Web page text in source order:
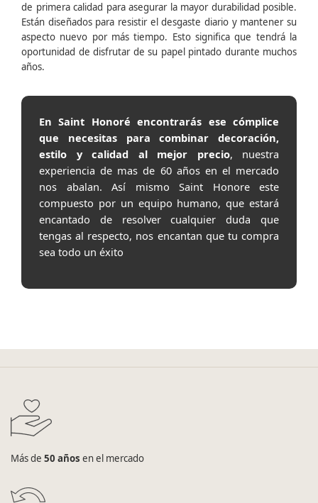
de primera calidad para asegurar la mayor durabilidad posible.
Están diseñados para resistir el desgaste diario y mantener su
aspecto nuevo por más tiempo. Esto significa que tendrá la
oportunidad de disfrutar de su papel pintado durante muchos
años.
En Saint Honoré encontrarás ese cómplice
que necesitas para combinar decoración,
estilo y calidad al mejor precio, nuestra
experiencia de mas de 60 años en el mercado
nos abalan. Así mismo Saint Honore este
compuesto por un equipo humano, que estará
encantado de resolver cualquier duda que
tengas al respecto, nos encantan que tu compra
sea todo un éxito
Más de 50 años en el mercado